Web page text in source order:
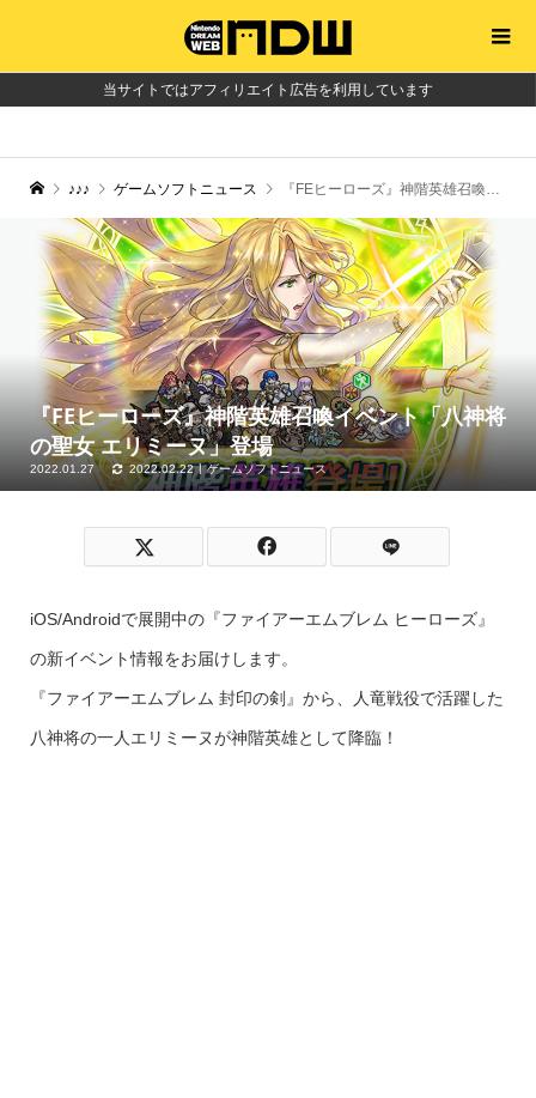
当サイトではアフィリエイト広告を利用しています
♪♪♪ ゲームソフトニュース 『FEヒーローズ』神階英雄召喚イベント「八神将の聖女 エリミーヌ」登場
『FEヒーローズ』神階英雄召喚イベント「八神将
の聖女 エリミーヌ」登場
2022.01.27 2022.02.22 ゲームソフトニュース
iOS/Androidで展開中の『ファイアーエムブレム ヒーローズ』
の新イベント情報をお届けします。
『ファイアーエムブレム 封印の剣』から、人竜戦役で活躍した
八神将の一人エリミーヌが神階英雄として降臨！